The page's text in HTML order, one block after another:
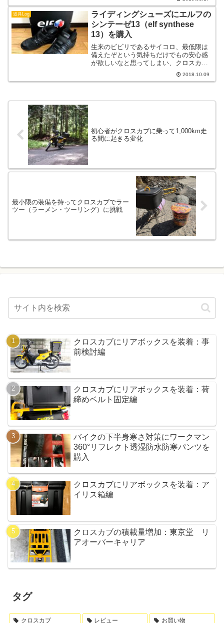
道具Log
ライディングシューズにエルフの
シンテーゼ13（elf synthese
13）を購入
生来のビビリであるサイコロ、最低限は
備えたぞという気持ちだけでもの安心感
が欲しいなと思ってしまい、クロスカブ
用ライディングシューズにエルフ（elf）
のシンテーゼ13（synthese 13）を購入し
2018.10.09
初心者がクロスカブに乗って1,000km走
る間に起きる変化
最小限の装備を持ってクロスカブでラー
ツー（ラーメン・ツーリング）に挑戦
クロスカブにリアボックスを装着：事
前検討編
クロスカブにリアボックスを装着：荷
締めベルト固定編
バイクの下半身寒さ対策にワークマン
360°リフレクト透湿防水防寒パンツを
購入
クロスカブにリアボックスを装着：ア
イリス箱編
クロスカブの積載量増加：東京堂 リ
アオーバーキャリア
タグ
クロスカブ レビュー お買い物